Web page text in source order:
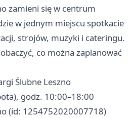
zamieni się w centrum
w jednym miejscu spotkacie
strojów, muzyki i cateringu.
co można zaplanować
Ślubne Leszno
godz. 10:00–18:00
(id: 1254752020007718)